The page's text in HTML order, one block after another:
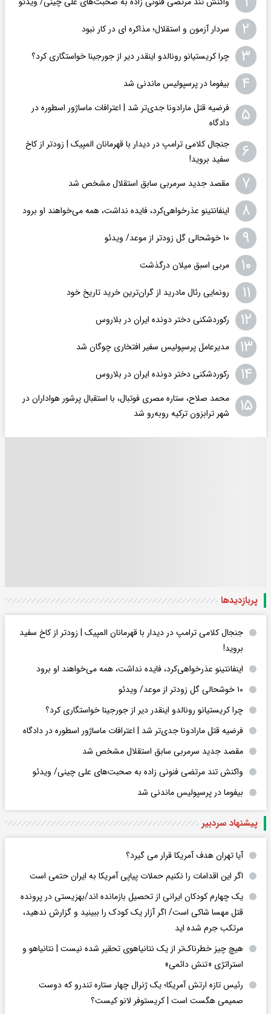
۲ سردار آزمون و استقلال؛ مذاکره ای در کار نبود
۳ چرا کریستیانو رونالدو اینقدر دیر از جورجینا خواستگاری کرد؟
۴ بیفوما در پرسپولیس ماندنی شد
۵
فرضیه قتل مارادونا جدی‌تر شد | اعترافات ماساژور اسطوره در
دادگاه
۶
جنجال کلامی ترامپ در دیدار با قهرمانان المپیک | زودتر از کاخ
سفید بروید!
۷ مقصد جدید سرمربی سابق استقلال مشخص شد
۸ اینفانتینو عذرخواهی‌کرد، فایده نداشت، همه می‌خواهند او برود
۹ ۱۰ خوشحالی گل زودتر از موعد/ ویدئو
۱۰ مربی اسبق میلان درگذشت
۱۱ رونمایی رئال مادرید از گران‌ترین خرید تاریخ خود
۱۲ رکوردشکنی دختر دونده ایران در بلاروس
۱۳ مدیرعامل پرسپولیس سفیر افتخاری چوگان شد
۱۴ رکوردشکنی دختر دونده ایران در بلاروس
۱۵
محمد صلاح، ستاره مصری فوتبال، با استقبال پرشور هواداران در
شهر ترابزون ترکیه روبه‌رو شد
پربازدید‌ها
جنجال کلامی ترامپ در دیدار با قهرمانان المپیک | زودتر از کاخ سفید
بروید!
اینفانتینو عذرخواهی‌کرد، فایده نداشت، همه می‌خواهند او برود
۱۰ خوشحالی گل زودتر از موعد/ ویدئو
چرا کریستیانو رونالدو اینقدر دیر از جورجینا خواستگاری کرد؟
فرضیه قتل مارادونا جدی‌تر شد | اعترافات ماساژور اسطوره در دادگاه
مقصد جدید سرمربی سابق استقلال مشخص شد
واکنش تند مرتضی فنونی زاده به صحبت‌های علی چینی/ ویدئو
بیفوما در پرسپولیس ماندنی شد
پیشنهاد سردبیر
آیا تهران هدف آمریکا قرار می گیرد؟
اگر این اقدامات را نکنیم حملات پیاپی آمریکا به ایران حتمی است
یک چهارم کودکان ایرانی از تحصیل بازمانده اند/بهزیستی در پرونده
قتل مهسا شاکی است/ اگر آزار یک کودک را ببینید و گزارش ندهید،
مرتکب جرم شده اید
هیچ چیز خطرناک‌تر از یک نتانیاهوی تحقیر شده نیست | نتانیاهو و
استراتژی «تنش دائمی»
رئیس تازه ارتش آمریکا؛ یک ژنرال چهار ستاره تندرو که دوست
صمیمی هگست است | کریستوفر لانو کیست؟